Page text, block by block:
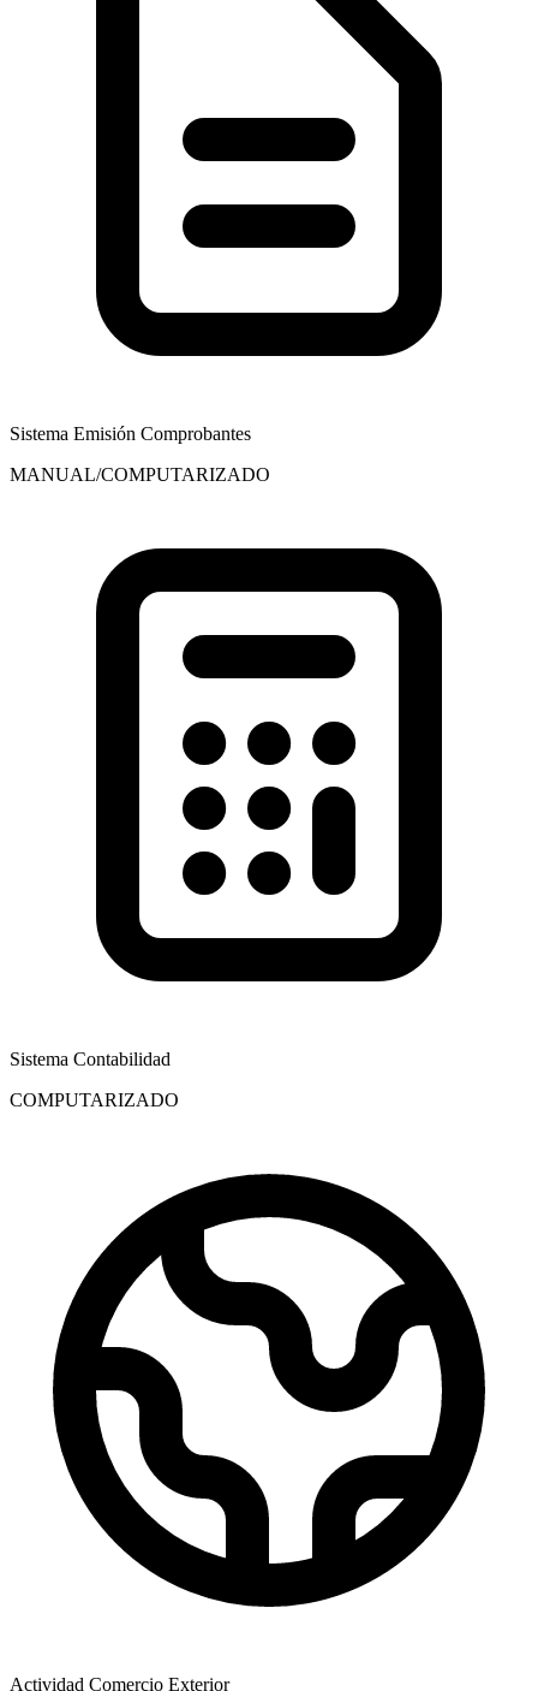
Sistema Emisión Comprobantes
MANUAL/COMPUTARIZADO
Sistema Contabilidad
COMPUTARIZADO
Actividad Comercio Exterior